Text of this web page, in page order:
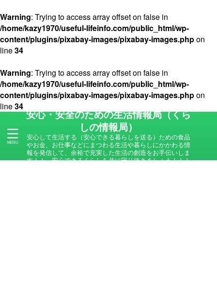
Warning: Trying to access array offset on false in
/home/kazy1970/useful-lifeinfo.com/public_html/wp-
content/plugins/pixabay-images/pixabay-images.phpon
line34
Warning: Trying to access array offset on false in
/home/kazy1970/useful-lifeinfo.com/public_html/wp-
content/plugins/pixabay-images/pixabay-images.phpon
line34
安心・安全のための生活情報局（くら
しの情報局）
安心して生活する（安心できる暮らしを送る）ための食品
やお金、お仕事などにまつわる生活や暮らしにかかわる情
報を発信して、余裕で充実した生活の創造をお手伝いしま
す！！ 安心できるくらしを共に守り抜きましょう！！！